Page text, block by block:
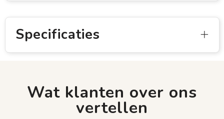
Specificaties
Wat klanten over ons
vertellen